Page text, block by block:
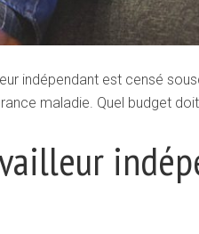
indépendant est censé
maladie. Quel budget